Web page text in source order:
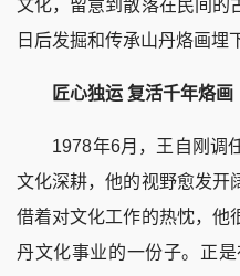
文化，留意到散落在民间的
日后发掘和传承山丹烙画埋
匠心独运 复活千年烙画
1978年6月，王自刚调任
文化深耕，他的视野愈发开
借着对文化工作的热忱，他
丹文化事业的一份子。正